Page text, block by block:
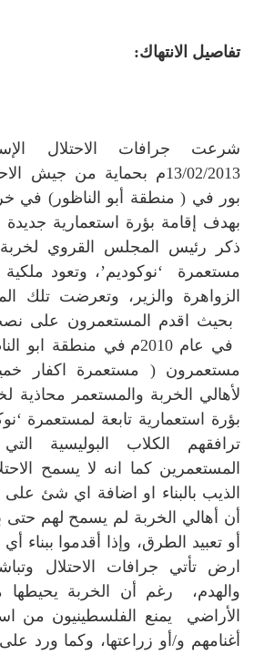
تفاصيل الانتهاك:
شرعت جرافات الاحتلال
13/02/2013م بحماية من
بور في ( منطقة أبو الناظور) في
بهدف إقامة بؤرة استعمارية
ذكر رئيس المجلس القروي
مستعمرة ‘نوكوديم’، وتعود ملكية
الزواهرة والزير، وتعرضت تلك
في عام 2010م في منطقة
مستعمرون ( مستعمرة اكفار
لأهالي الخربة والمستعمر
بؤرة استعمارية تابعة لمستعمرة
ترافقهم الكلاب البوليسية
المستعمرين كما انه لا يسمح
الذيب بالبناء او اضافة اي شئ على
أن أهالي الخربة لم يسمح لهم حتى
أو تعبيد الطرق، وإذا أقدموا ببناء
ارض تأتي جرافات الاحتلال
والهدم، رغم أن الخربة
الأراضي يمنع الفلسطينيون من
أغنامهم و/أو زراعتها، وكما